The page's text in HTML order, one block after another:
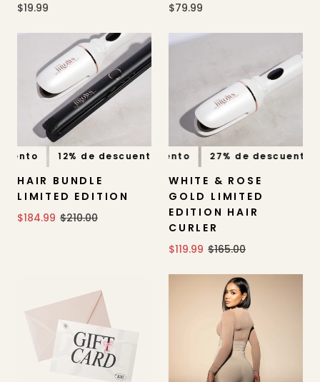
$19.99
$79.99
12% de descuento 12% de descuento 12%
HAIR BUNDLE
LIMITED EDITION
$184.99 $210.00
27% de descuento 27% de descuento
WHITE & ROSE
GOLD LIMITED
EDITION HAIR
CURLER
$119.99 $165.00